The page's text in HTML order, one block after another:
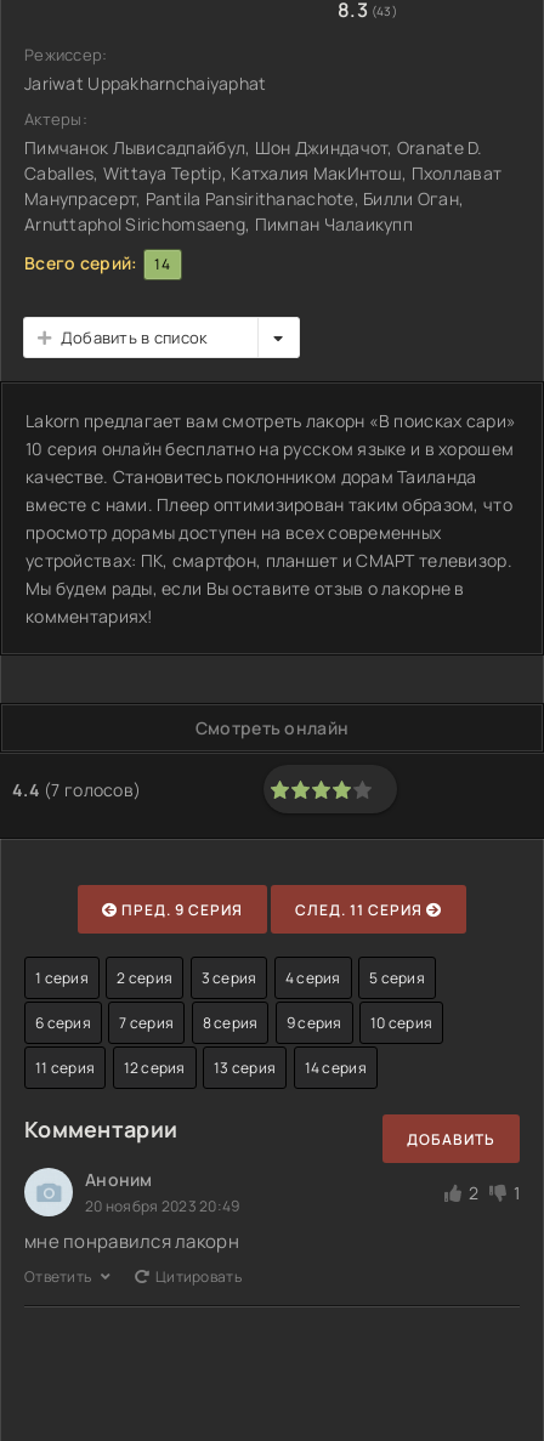
8.3 (43)
Режиссер:
Jariwat Uppakharnchaiyaphat
Актеры:
Пимчанок Лывисадпайбул, Шон Джиндачот, Oranate D.
Caballes, Wittaya Teptip, Катхалия МакИнтош, Пхоллават
Манупрасерт, Pantila Pansirithanachote, Билли Оган,
Arnuttaphol Sirichomsaeng, Пимпан Чалаикупп
Всего серий:
14
Добавить в список
Lakorn предлагает вам смотреть лакорн «В поисках сари»
10 серия онлайн бесплатно на русском языке и в хорошем
качестве. Становитесь поклонником дорам Таиланда
вместе с нами. Плеер оптимизирован таким образом, что
просмотр дорамы доступен на всех современных
устройствах: ПК, смартфон, планшет и СМАРТ телевизор.
Мы будем рады, если Вы оставите отзыв о лакорне в
комментариях!
Смотреть онлайн
4.4 (7 голосов)
80
ПРЕД. 9 СЕРИЯ СЛЕД. 11 СЕРИЯ
1 серия 2 серия 3 серия 4 серия 5 серия
6 серия 7 серия 8 серия 9 серия 10 серия
11 серия 12 серия 13 серия 14 серия
Комментарии ДОБАВИТЬ
Аноним
20 ноября 2023 20:49
2 1
мне понравился лакорн
Ответить Цитировать